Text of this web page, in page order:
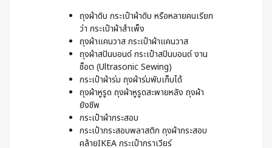
ถุงผ้าดิบ กระเป๋าผ้าดิบ หรือหลายคนเรียก
ว่า กระเป๋าผ้าสำเพ็ง
ถุงผ้าแคนวาส กระเป๋าผ้าแคนวาส
ถุงผ้าสปันบอนด์ กระเป๋าสปันบอนด์ งาน
ช็อต (Ultrasonic Sewing)
กระเป๋าผ้าร่ม ถุงผ้าร่มพับเก็บได้
ถุงผ้าหูรูด ถุงผ้าหูรูดสะพายหลัง ถุงผ้า
ยังชีพ
กระเป๋าผ้ากระสอบ
กระเป๋ากระสอบพลาสติก ถุงผ้ากระสอบ
คล้ายIKEA กระเป๋ากราเวียร์